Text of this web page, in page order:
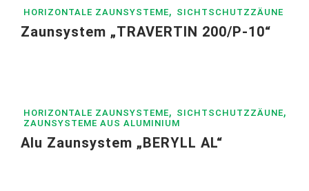
HORIZONTALE ZAUNSYSTEME, SICHTSCHUTZZÄUNE
Zaunsystem „TRAVERTIN 200/P-10“
HORIZONTALE ZAUNSYSTEME, SICHTSCHUTZZÄUNE,
ZAUNSYSTEME AUS ALUMINIUM
Alu Zaunsystem „BERYLL AL“